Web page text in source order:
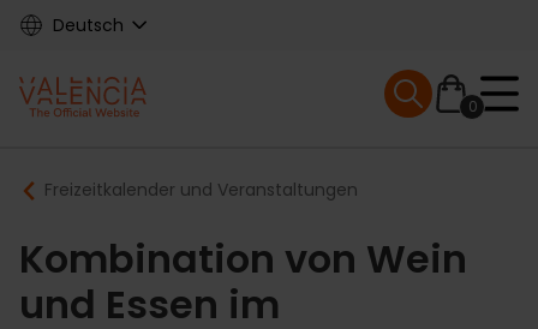
Skip
content
Deutsch
Main
navigation
0
Mobile menu
Breadcrumb
Freizeitkalender und Veranstaltungen
Kombination von Wein
und Essen im